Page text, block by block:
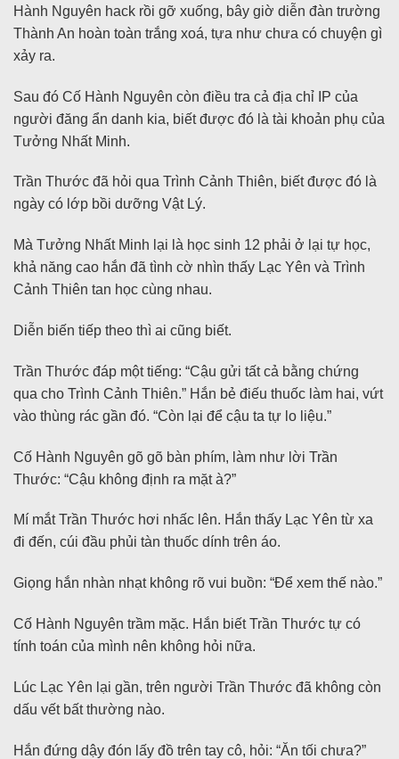
Hành Nguyên hack rồi gỡ xuống, bây giờ diễn đàn trường
Thành An hoàn toàn trắng xoá, tựa như chưa có chuyện gì
xảy ra.
Sau đó Cố Hành Nguyên còn điều tra cả địa chỉ IP của
người đăng ẩn danh kia, biết được đó là tài khoản phụ của
Tưởng Nhất Minh.
Trần Thước đã hỏi qua Trình Cảnh Thiên, biết được đó là
ngày có lớp bồi dưỡng Vật Lý.
Mà Tưởng Nhất Minh lại là học sinh 12 phải ở lại tự học,
khả năng cao hắn đã tình cờ nhìn thấy Lạc Yên và Trình
Cảnh Thiên tan học cùng nhau.
Diễn biến tiếp theo thì ai cũng biết.
Trần Thước đáp một tiếng: “Cậu gửi tất cả bằng chứng
qua cho Trình Cảnh Thiên.” Hắn bẻ điếu thuốc làm hai, vứt
vào thùng rác gần đó. “Còn lại để cậu ta tự lo liệu.”
Cố Hành Nguyên gõ gõ bàn phím, làm như lời Trần
Thước: “Cậu không định ra mặt à?”
Mí mắt Trần Thước hơi nhấc lên. Hắn thấy Lạc Yên từ xa
đi đến, cúi đầu phủi tàn thuốc dính trên áo.
Giọng hắn nhàn nhạt không rõ vui buồn: “Để xem thế nào.”
Cố Hành Nguyên trầm mặc. Hắn biết Trần Thước tự có
tính toán của mình nên không hỏi nữa.
Lúc Lạc Yên lại gần, trên người Trần Thước đã không còn
dấu vết bất thường nào.
Hắn đứng dậy đón lấy đồ trên tay cô, hỏi: “Ăn tối chưa?”